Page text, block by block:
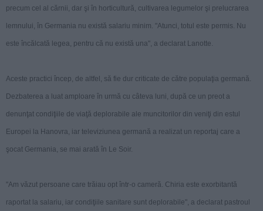
precum cel al cărnii, dar şi în horticultură, cultivarea legumelor şi prelucrarea
lemnului, în Germania nu există salariu minim. "Atunci, totul este permis. Nu
este încălcată legea, pentru că nu există una", a declarat Lanotte.
Aceste practici încep, de altfel, să fie dur criticate de către populaţia germană.
Dezbaterea a luat amploare în urmă cu câteva luni, după ce un preot a
denunţat condiţiile de viaţă deplorabile ale muncitorilor din veniţi din estul
Europei la Hanovra, iar televiziunea germană a realizat un reportaj care a
şocat Germania, se mai arată în Le Soir.
"Am văzut persoane care trăiau opt într-o cameră. Chiria este exorbitantă
raportat la salariu, iar condiţiile sanitare sunt deplorabile", a declarat pastroul